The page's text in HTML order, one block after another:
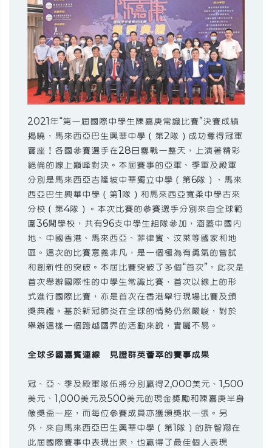
2021年“第一屆國際中學生陳嘉庚常識比賽”決賽成績
揭曉，馬來西亞巴生興華中學（第2隊）成功奪得冠軍
寶座！各國參賽選手在28日鏖戰一整天，上演著精彩
絕倫的線上巔峰對決。本屆賽事的亞軍、季軍及殿軍
分別是馬來西亞吉隆坡中華獨立中學（第6隊）、馬來
西亞巴生興華中學（第1隊）和馬來西亞寬柔中學古來
分校（第4隊）。本次比賽的參賽選手分別來自全球範
圍36間學校，共有96支中學生組隊參加，涵蓋中國內
地、中國香港、馬來西亞、菲律賓、汶萊等國家和地
區。這次的比賽意義非凡，是一個極為有勇氣的嘗試
和創新性的突破。本屆比賽突破了多個“首次”，此次是
首次舉辦國際性的中學生常識比賽，首次以線上的形
式進行國際比賽，亦是首次在香港舉行現場比賽及頒
獎典禮。基於新冠肺炎在全球的情勢仍然嚴峻，對於
舉辦這樣一個跨越國界的活動來說，實屬不易。
全球多國嘉賓連線 見證群英薈萃的賽事成果
冠、亞、季及殿軍隊伍將分別贏得2,000美元、1,500
美元、1,000美元及500美元的現金獎勵和陳嘉庚半身
像獎盃一座，而每位參賽成員亦獲頒獎狀一張。另
外，來自馬來西亞巴生興華中學（第1隊）的許智翔在
此屆國際賽事中表現出眾，也贏得了最佳個人表現